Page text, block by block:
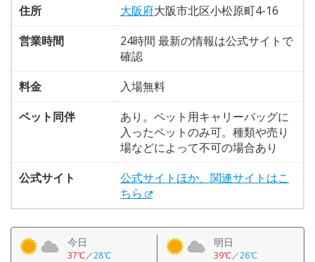
住所
大阪府大阪市北区小松原町4-16
営業時間
24時間 最新の情報は公式サイトで
確認
料金
入場無料
ペット同伴
あり。ペット用キャリーバッグに
入ったペットのみ可。種類や売り
場などによって不可の場合あり
公式サイト
公式サイトほか、関連サイトはこ
ちら
今日
37℃／28℃
明日
39℃／26℃